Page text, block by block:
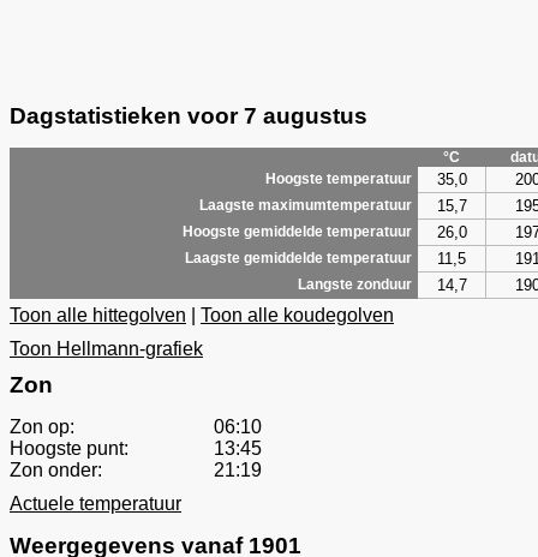
Dagstatistieken voor 7 augustus
°C
Hoogste temperatuur
35,0
Laagste maximumtemperatuur 15,7
Hoogste gemiddelde temperatuur 26,0
Laagste gemiddelde temperatuur 11,5
Langste zonduur 14,7
Toon alle hittegolven
Toon alle koudegolven
Toon Hellmann-grafiek
Zon
Zon op:
06:10
Hoogste punt:
13:45
Zon onder:
21:19
Actuele temperatuur
Weergegevens vanaf 1901